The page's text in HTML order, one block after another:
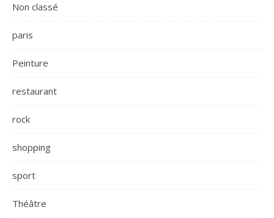
Non classé
paris
Peinture
restaurant
rock
shopping
sport
Théâtre